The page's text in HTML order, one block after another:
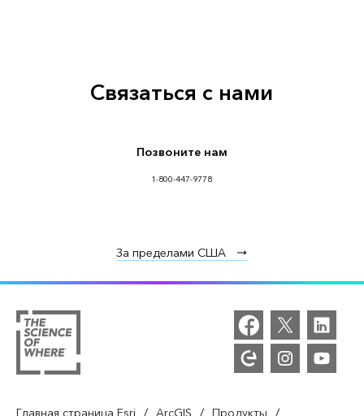
Связаться с нами
Позвоните нам
1-800-447-9778
За пределами США